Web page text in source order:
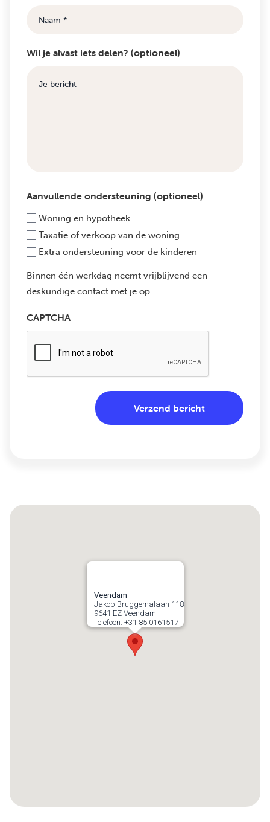
Wil je alvast iets delen? (optioneel)
Aanvullende ondersteuning (optioneel)
Woning en hypotheek
Taxatie of verkoop van de woning
Extra ondersteuning voor de kinderen
Binnen één werkdag neemt vrijblijvend een
deskundige contact met je op.
CAPTCHA
Veendam
Jakob Bruggemalaan 118
9641 EZVeendam
Telefoon: +31 85 0161517